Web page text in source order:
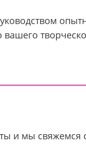
и мы свяжемся